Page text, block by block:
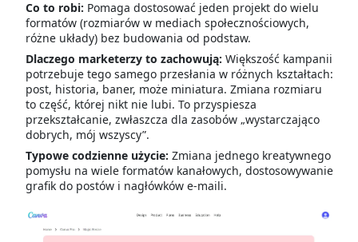
Co to robi: Pomaga dostosować jeden projekt do wielu
formatów (rozmiarów w mediach społecznościowych,
różne układy) bez budowania od podstaw.
Dlaczego marketerzy to zachowują: Większość kampanii
potrzebuje tego samego przesłania w różnych kształtach:
post, historia, baner, może miniatura. Zmiana rozmiaru
to część, której nikt nie lubi. To przyspiesza
przekształcanie, zwłaszcza dla zasobów „wystarczająco
dobrych, mój wszyscy”.
Typowe codzienne użycie: Zmiana jednego kreatywnego
pomysłu na wiele formatów kanałowych, dostosowywanie
grafik do postów i nagłówków e-maili.